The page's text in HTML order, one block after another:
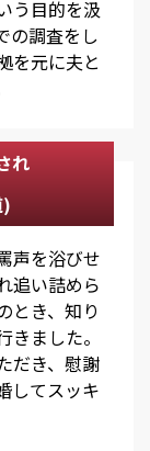
う目的を汲
の調査をし
を元に夫と
れ
声を浴びせ
追い詰めら
とき、知り
ました。
だき、慰謝
してスッキ